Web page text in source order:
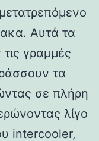
Αυτά τα
γραμμές
τα
σε πλήρη
λίγο
intercooler,